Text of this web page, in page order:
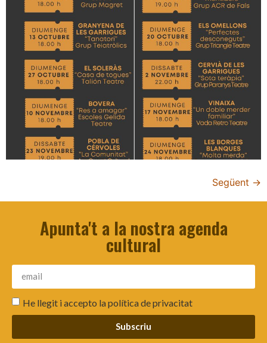
Següent →
Apunta't a la nostra agenda
cultural
He llegit i accepto lapolítica de privacitat
Subscriu